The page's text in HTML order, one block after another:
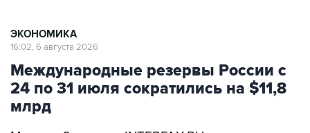
ЭКОНОМИКА
16:02, 6 августа 2026
Международные резервы России с
24 по 31 июля сократились на $11,8
млрд